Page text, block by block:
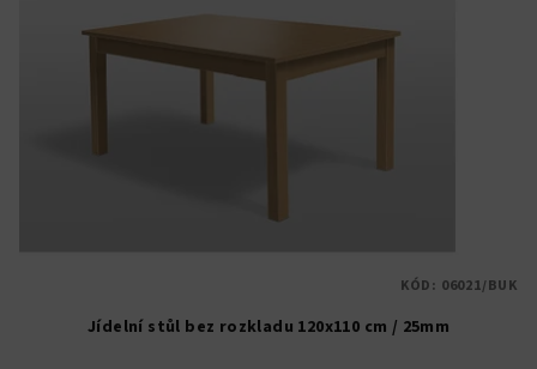
Jídelní stůl bez rozkladu 120x110 cm / 25mm
KÓD: 06021/BUK